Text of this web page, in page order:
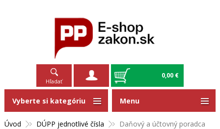
Hľadať
0,00 €
Úvod DÚPP jednotlivé čísla
Daňový a účtovný poradca
Vyberte si kategóriu Menu